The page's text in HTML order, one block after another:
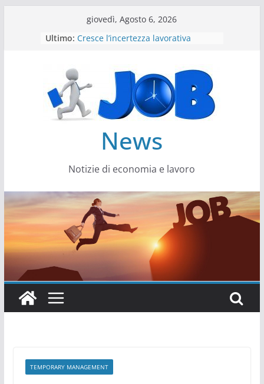
giovedì, Agosto 6, 2026
Ultimo: Cresce l’incertezza lavorativa
Il settore energy cambia veste
Servono più sustainability data
architect
News
Notizie di economia e lavoro
TEMPORARY MANAGEMENT